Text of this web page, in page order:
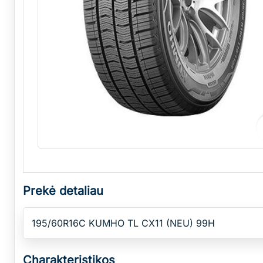
Prekė detaliau
195/60R16C KUMHO TL CX11 (NEU) 99H
Charakteristikos